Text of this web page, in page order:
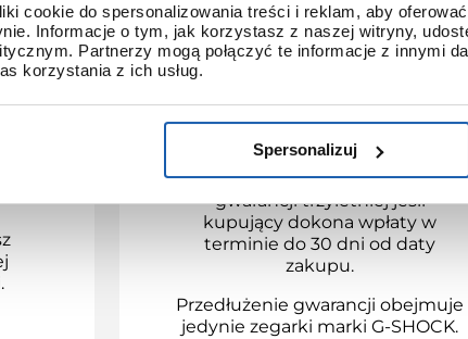
cookie do spersonalizowania treści i reklam, aby
Informacje o tym, jak korzystasz z naszej witryny,
Partnerzy mogą połączyć te informacje z innymi
korzystania z ich usług.
Spersonalizuj
przedłużeniu o kolejne 3 lata na
warunkach określonych w
gwarancji trzyletniej jeśli
kupujący dokona wpłaty w
terminie do 30 dni od daty
zakupu.
Przedłużenie gwarancji obejmuje
jedynie zegarki marki G-SHOCK.